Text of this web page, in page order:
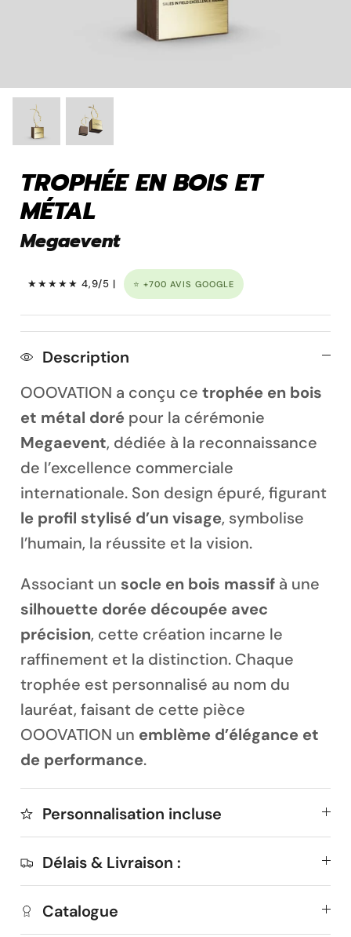
Magnet personnalisé
TROPHÉE EN BOIS ET
MÉTAL
Megaevent
★★★★★ 4,9/5 | ⭐ +700 AVIS GOOGLE
Description
OOOVATION a conçu ce trophée en bois
et métal doré pour la cérémonie
Megaevent, dédiée à la reconnaissance
de l’excellence commerciale
internationale. Son design épuré, figurant
le profil stylisé d’un visage, symbolise
l’humain, la réussite et la vision.
Associant un socle en bois massif à une
silhouette dorée découpée avec
précision, cette création incarne le
raffinement et la distinction. Chaque
trophée est personnalisé au nom du
lauréat, faisant de cette pièce
OOOVATION un emblème d’élégance et
de performance.
Personnalisation incluse
Délais & Livraison :
Catalogue